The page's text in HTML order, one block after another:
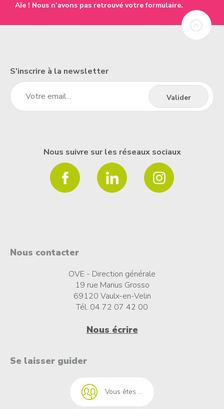
Aïe ! Nous n’avons pas retrouvé votre formulaire.
S'inscrire à la newsletter
Nous suivre sur les réseaux sociaux
Nous contacter
OVE - Direction générale
19 rue Marius Grosso
69120 Vaulx-en-Velin
Tél. 04 72 07 42 00
Nous écrire
Se laisser guider
Vous êtes ...